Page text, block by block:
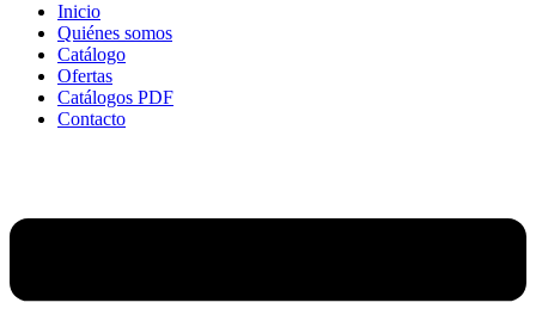
Inicio
Quiénes somos
Catálogo
Ofertas
Catálogos PDF
Contacto